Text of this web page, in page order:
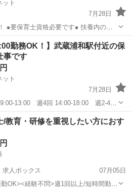
ット
7月28日
育士資格必要です● 扶養内の勤
優しく丁寧な先生
です！
保育士
勤務OK！】武蔵浦和駅付近の保
事です
ット
7月28日
て配属先が異なる場合もあります 当
いので、安...
浦和駅 保育士
/教育・研修を重視したい方におす
求人ボックス
07月05日
OK><経験不問>週1回以上/短時間勤務